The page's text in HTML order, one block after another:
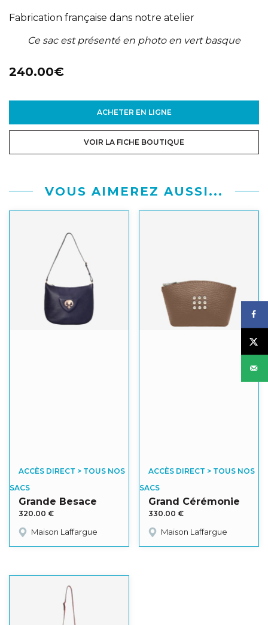
Fabrication française dans notre atelier
Ce sac est présenté en photo en vert basque
240.00€
ACHETER EN LIGNE
VOIR LA FICHE BOUTIQUE
VOUS AIMEREZ AUSSI...
ACCÈS DIRECT > TOUS NOS
SACS
Grande Besace
320.00 €
Maison Laffargue
ACCÈS DIRECT > TOUS NOS
SACS
Grand Cérémonie
330.00€
Maison Laffargue